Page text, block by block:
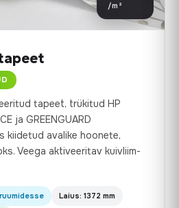
/m²
tapeet, trükitud HP
ja GREENGUARD
kiidetud avalike hoonete,
Veega aktiveeritav kuivliim-
Laius: 1372 mm